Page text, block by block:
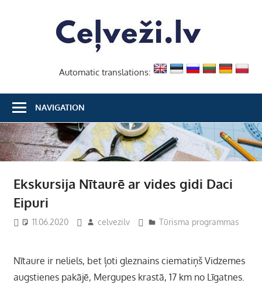
Automatic translations:
NAVIGATION
Ekskursija Nītaurē ar vides gidi Daci
Eipuri
11.06.2020 celvezilv Tūrisma programmas
Nītaure ir neliels, bet ļoti gleznains ciematiņš Vidzemes
augstienes pakājē, Mergupes krastā, 17 km no Līgatnes.